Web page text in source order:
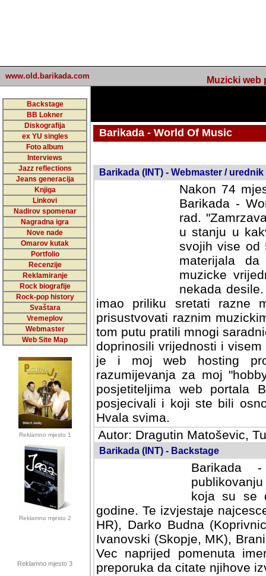
www.old.barikada.com Muzicki web
Backstage
BB Lokner
Diskografija
ex YU singles
Foto album
Interviews
Jazz reflections
Jeans generacija
Knjiga
Linkovi
Nadirov spomenar
Nagradna igra
Nove nade
Omarov kutak
Portfolio
Recenzije
Reklamiranje
Rock biografije
Rock-pop history
Svaštara
Vremeplov
Webmaster
Web Site Map
Reklamno mjesto 1
Reklamno mjesto 2
Reklamno mjesto 3
Barikada - World Of Music
Barikada (INT) - Webmaster / urednik
Nakon 74
Barikada -
rad.
u stanju u
svojih vise od
materijala
muzicke
nekada
imao priliku sretati razne
prisustvovati raznim
tom putu pratili mnogi
doprinosili vrijednosti i
je i moj web hosting
razumijevanja za moj
posjetiteljima web portala
posjecivali i koji ste bili
Hvala svima.
Autor: Dragutin Matoševic,
Barikada (INT) - Backstage
Barikada
koja su se
godine. Te izvjestaje
HR), Darko Budna
Ivanovski (Skopje, MK),
Vec naprijed pomenuta
preporuka da citate njihove